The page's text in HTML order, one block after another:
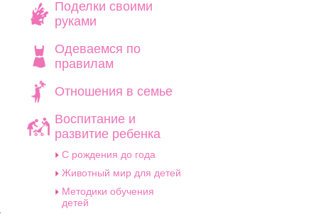
Поделки своими
руками
Одеваемся по
правилам
Отношения в семье
Воспитание и
развитие ребенка
C рождения до года
Животный мир для детей
Методики обучения
детей